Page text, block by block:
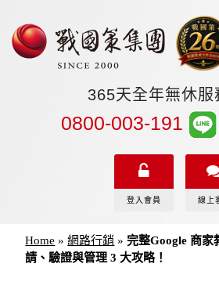
365天全年無休服
0800-003-191
登入會員 線上
Home »網路行銷 »完整Google 商家
請、驗證與管理 3 大攻略！